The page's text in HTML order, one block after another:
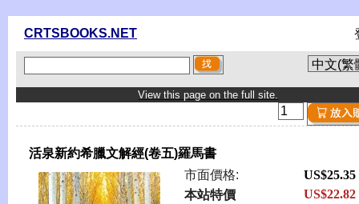
CRTSBOOKS.NET
View this page on the full site.
活泉新約希臘文解經(卷五)羅馬書
市面價格:
US$25.35
本站特價
US$22.82